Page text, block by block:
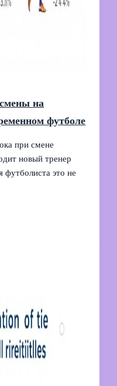
на
футболе
при смене
новый тренер
футболиста это не